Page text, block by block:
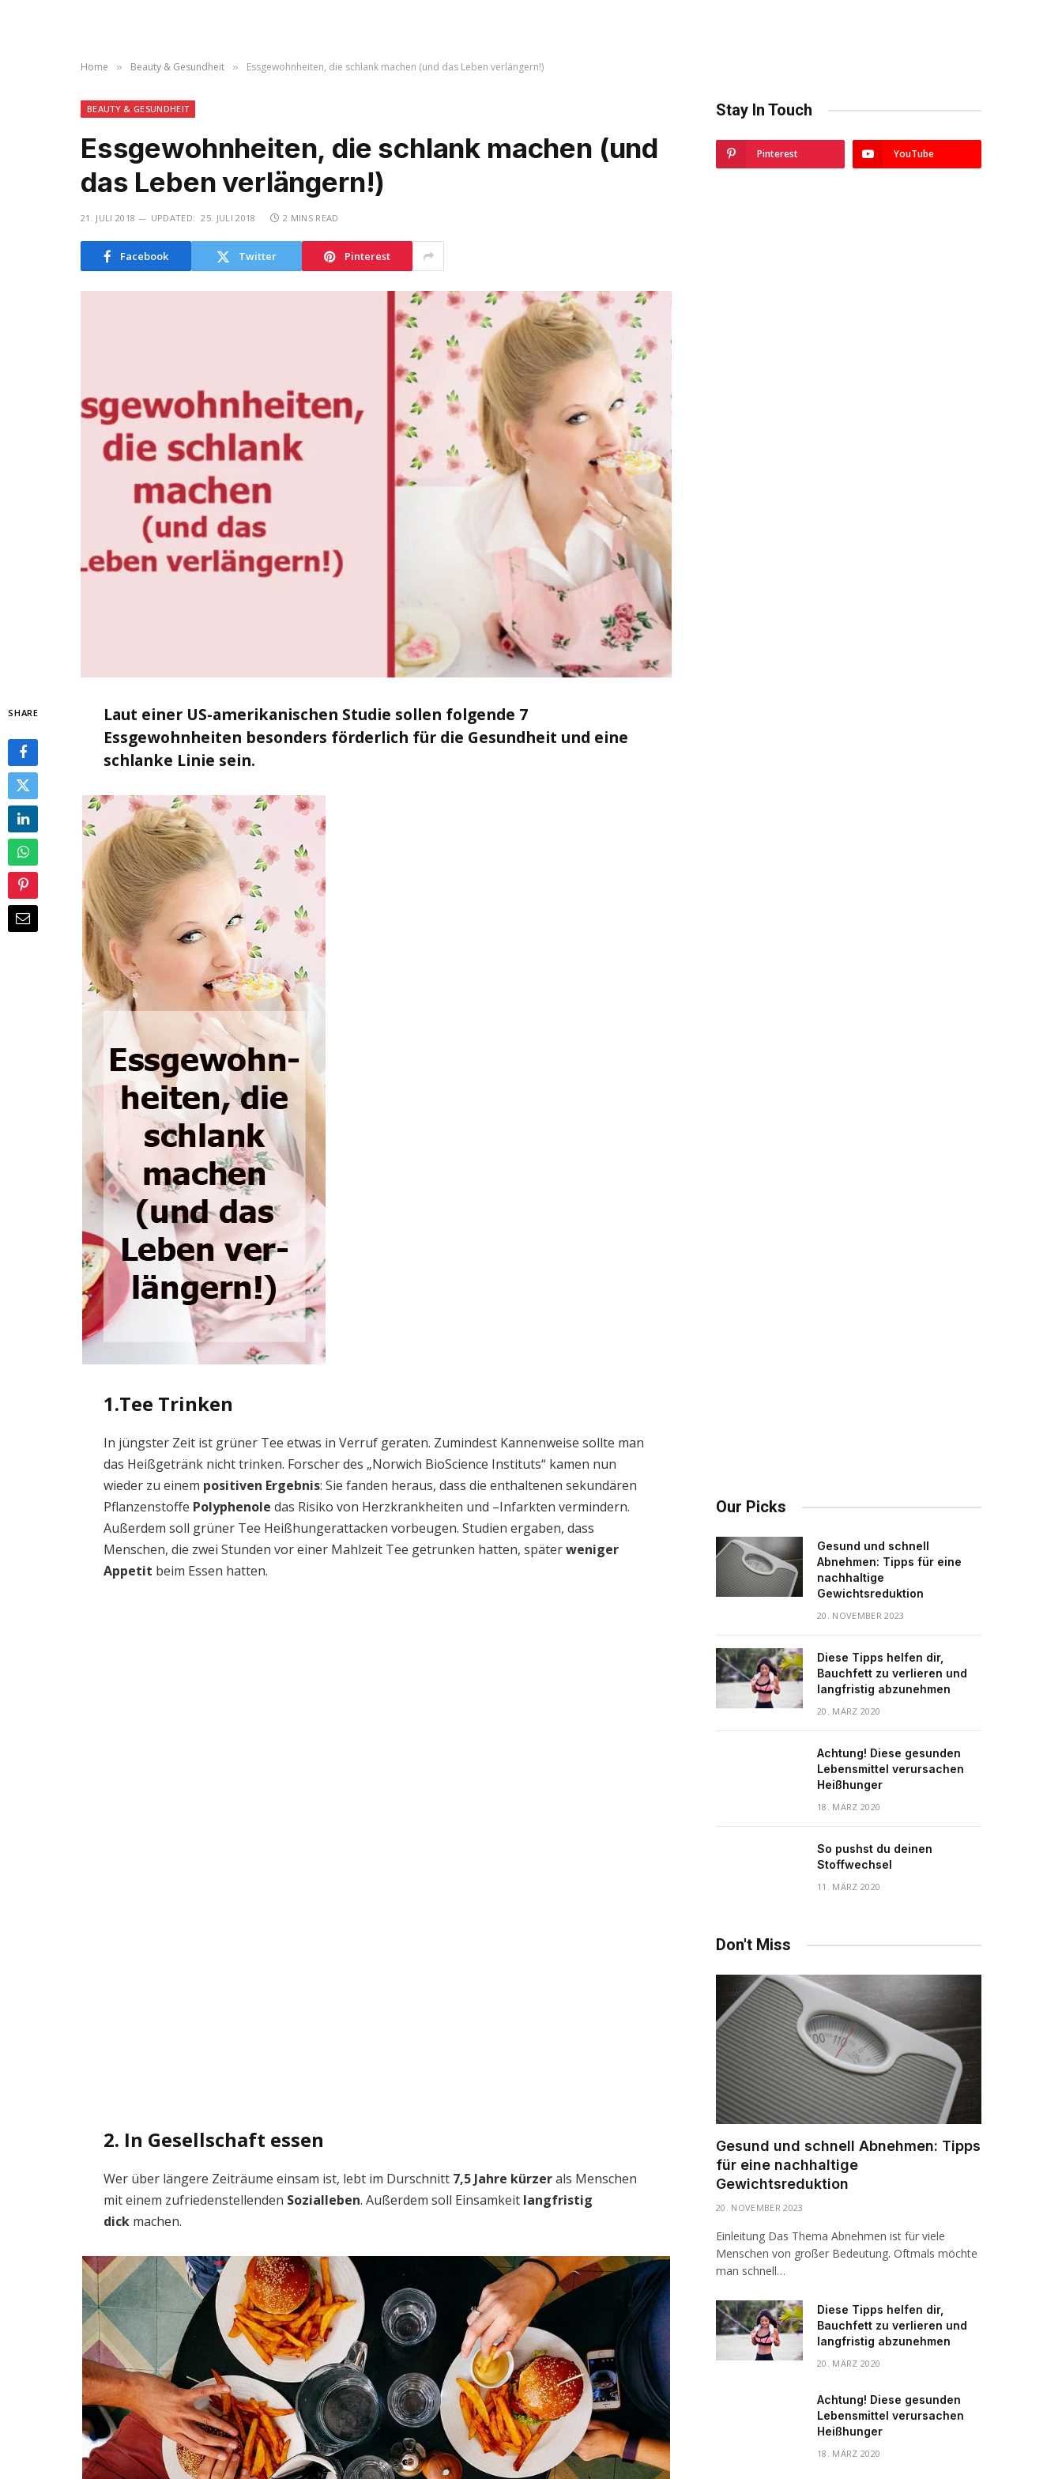
Home » Beauty & Gesundheit » Essgewohnheiten, die schlank machen (und das Leben verlängern!)
BEAUTY & GESUNDHEIT
Essgewohnheiten, die schlank machen (und
das Leben verlängern!)
21. JULI 2018 UPDATED: 25. JULI 2018 2 MINS READ
Facebook Twitter Pinterest
SHARE Laut einer US-amerikanischen Studie sollen folgende 7
Essgewohnheiten besonders förderlich für die Gesundheit und eine
schlanke Linie sein.
1.Tee Trinken
In jüngster Zeit ist grüner Tee etwas in Verruf geraten. Zumindest Kannenweise sollte man
das Heißgetränk nicht trinken. Forscher des „Norwich BioScience Instituts“ kamen nun
wieder zu einem positiven Ergebnis: Sie fanden heraus, dass die enthaltenen sekundären
Pflanzenstoffe Polyphenole das Risiko von Herzkrankheiten und –Infarkten vermindern.
Außerdem soll grüner Tee Heißhungerattacken vorbeugen. Studien ergaben, dass
Menschen, die zwei Stunden vor einer Mahlzeit Tee getrunken hatten, späterweniger
Appetit beim Essen hatten.
2. In Gesellschaft essen
Wer über längere Zeiträume einsam ist, lebt im Durschnitt 7,5 Jahre kürzerals Menschen
mit einem zufriedenstellenden Sozialleben. Außerdem soll Einsamkeit langfristig
dick machen.
Stay In Touch
Pinterest YouTube
Our Picks
Gesund und schnell
Abnehmen: Tipps für eine
nachhaltige
Gewichtsreduktion
20. NOVEMBER 2023
Diese Tipps helfen dir,
Bauchfett zu verlieren und
langfristig abzunehmen
20. MÄRZ 2020
Achtung! Diese gesunden
Lebensmittel verursachen
Heißhunger
18. MÄRZ 2020
So pushst du deinen
Stoffwechsel
11. MÄRZ 2020
Don't Miss
Gesund und schnell Abnehmen: Tipps
für eine nachhaltige
Gewichtsreduktion
20. NOVEMBER 2023
Einleitung Das Thema Abnehmen ist für viele
Menschen von großer Bedeutung. Oftmals möchte
man schnell…
Diese Tipps helfen dir,
Bauchfett zu verlieren und
langfristig abzunehmen
20. MÄRZ 2020
Achtung! Diese gesunden
Lebensmittel verursachen
Heißhunger
18. MÄRZ 2020